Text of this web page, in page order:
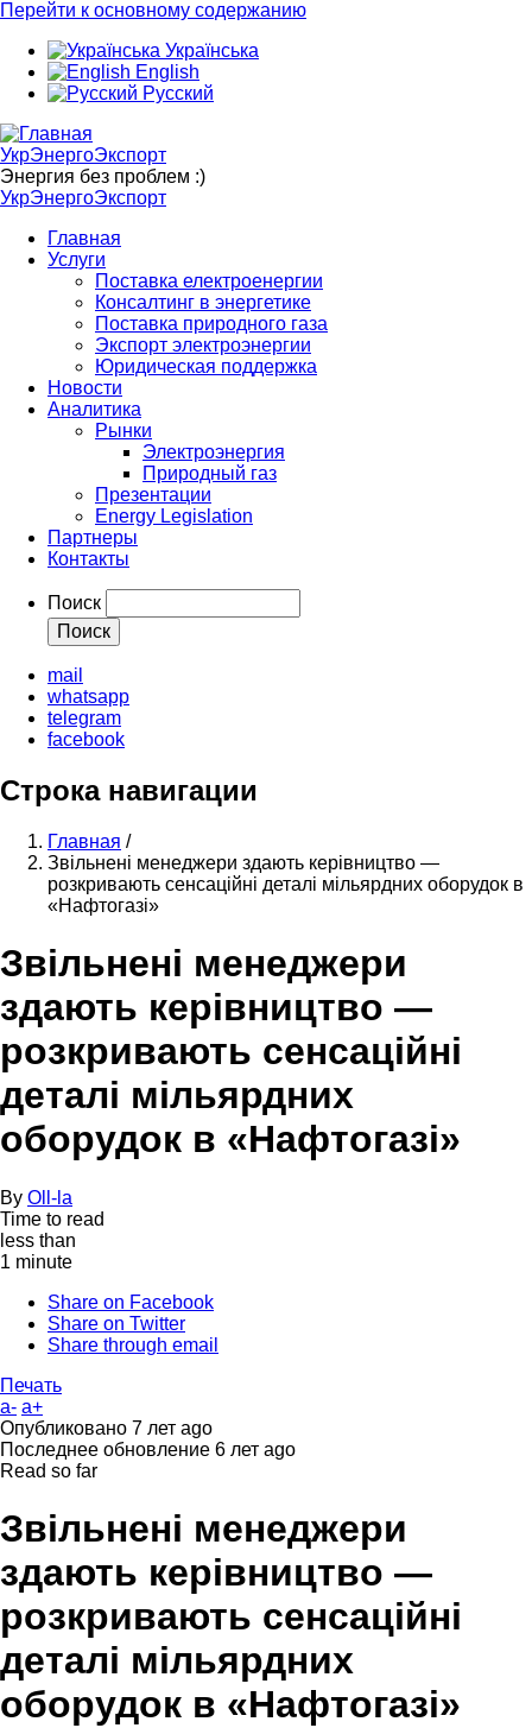
Перейти к основному содержанию
Українська
English
Русский
УкрЭнергоЭкспорт
Энергия без проблем :)
УкрЭнергоЭкспорт
Главная
Услуги
Поставка електроенергии
Консалтинг в энергетике
Поставка природного газа
Экспорт электроэнергии
Юридическая поддержка
Новости
Аналитика
Рынки
Электроэнергия
Природный газ
Презентации
Energy Legislation
Партнеры
Контакты
Поиск
mail
whatsapp
telegram
facebook
Строка навигации
Главная /
Звільнені менеджери здають керівництво —
розкривають сенсаційні деталі мільярдних оборудок в
«Нафтогазі»
Звільнені менеджери
здають керівництво —
розкривають сенсаційні
деталі мільярдних
оборудок в «Нафтогазі»
By Oll-la
Time to read
less than
1 minute
Share on Facebook
Share on Twitter
Share through email
Печать
a- a+
Опубликовано 7 лет ago
Последнее обновление 6 лет ago
Read so far
Звільнені менеджери
здають керівництво —
розкривають сенсаційні
деталі мільярдних
оборудок в «Нафтогазі»